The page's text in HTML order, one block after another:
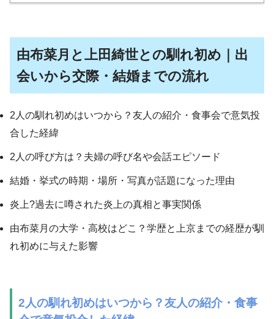
由布菜月と上田綺世との馴れ初め｜出
会いから交際・結婚までの流れ
2人の馴れ初めはいつから？友人の紹介・食事会で意気投
合した経緯
2人の呼び方は？夫婦の呼び名や会話エピソード
結婚・挙式の時期・場所・写真が話題になった理由
炎上?過去に噂された炎上の真相と事実関係
由布菜月の大学・高校はどこ？学歴と上京までの経歴が馴
れ初めに与えた影響
2人の馴れ初めはいつから？友人の紹介・食事